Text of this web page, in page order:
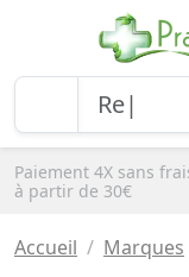
Paiement 4X sans
à partir de 30€
Accueil Marques